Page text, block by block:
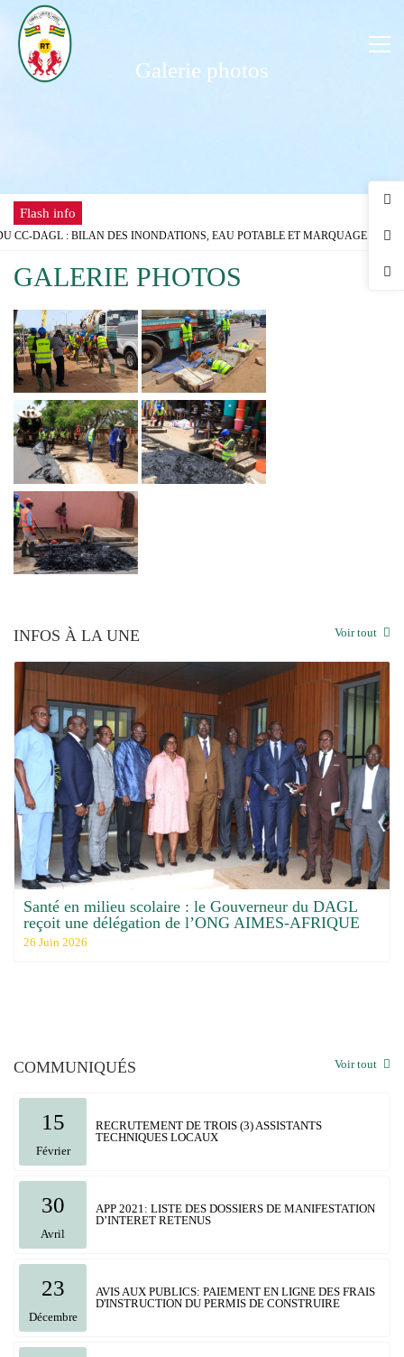
Galerie photos
Flash info
CC-DAGL : BILAN DES INONDATIONS, EAU POTABLE ET MARQUAGE
DISPOSE DÉSORMAIS D'UNE ANTENNE RÉGIONALE DE LA CHAMBRE DE
D’INONDATIONS DANS LE GRAND LOMÉ : L’ENTRÉE EN SCÈNE
DU DISTRICT AUTONOME DU GRAND LOMÉ A TENU SA 2ÈME
D’INONDATION DANS LE GRAND LOMÉ : VERS UNE SYNERGIE
DU DAGL A PRIS PART AU LANCEMENT DE LA CAMPAGNE DE
PROPRE » : LE DAGL SUPPRIME UN DÉPOTOIR SAUVAGE DANS LA
DU PEUL III : DES ÉQUIPEMENTS SPORTIFS OFFERTS AUX COMMUNES DU
GALERIE PHOTOS
INFOS À LA UNE Voir tout
Santé en milieu scolaire : le Gouverneur du DAGL
reçoit une délégation de l’ONG AIMES-AFRIQUE
26 Juin 2026
COMMUNIQUÉS Voir tout
15
Février
RECRUTEMENT DE TROIS (3) ASSISTANTS
TECHNIQUES LOCAUX
30
Avril
APP 2021: LISTE DES DOSSIERS DE MANIFESTATION
D’INTERET RETENUS
23
Décembre
AVIS AUX PUBLICS: PAIEMENT EN LIGNE DES FRAIS
D'INSTRUCTION DU PERMIS DE CONSTRUIRE